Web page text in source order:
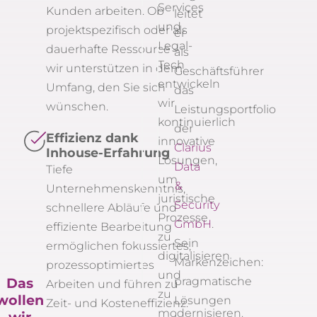
Services
und
Legal-
Tech
entwickeln
wir
kontinuierlich
innovative
Lösungen,
um
juristische
Prozesse
zu
digitalisieren
und
zu
modernisieren.
Das
Kunden arbeiten. Ob
projektspezifisch oder als
dauerhafte Ressource –
wir unterstützen in dem
Umfang, den Sie sich
wünschen.
Effizienz dank
Inhouse-Erfahrung
Tiefe
Unternehmenskenntnis,
schnellere Abläufe und
effiziente Bearbeitung
ermöglichen fokussiertes,
prozessoptimiertes
Arbeiten und führen zu
Zeit- und Kosteneffizienz.
leitet
er
als
Geschäftsführer
das
Leistungsportfolio
der
Clarius
Data
&
Security
GmbH.
Sein
Markenzeichen:
pragmatische
Lösungen